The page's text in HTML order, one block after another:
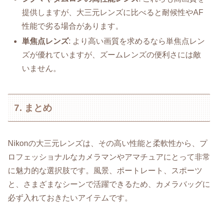
提供しますが、大三元レンズに比べると耐候性やAF
性能で劣る場合があります。
単焦点レンズ: より高い画質を求めるなら単焦点レン
ズが優れていますが、ズームレンズの便利さには敵
いません。
7. まとめ
Nikonの大三元レンズは、その高い性能と柔軟性から、プ
ロフェッショナルなカメラマンやアマチュアにとって非常
に魅力的な選択肢です。風景、ポートレート、スポーツ
と、さまざまなシーンで活躍できるため、カメラバッグに
必ず入れておきたいアイテムです。